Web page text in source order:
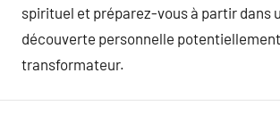
spirituel et préparez-vous à partir dans
découverte personnelle potentiellement
transformateur.